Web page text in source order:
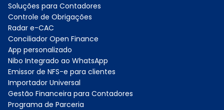
Soluções para Contadores
Controle de Obrigações
Radar e-CAC
Conciliador Open Finance
App personalizado
Nibo Integrado ao WhatsApp
Emissor de NFS-e para clientes
Importador Universal
Gestão Financeira para Contadores
Programa de Parceria